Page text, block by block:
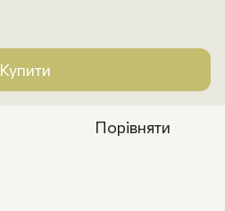
Купити
Порівняти